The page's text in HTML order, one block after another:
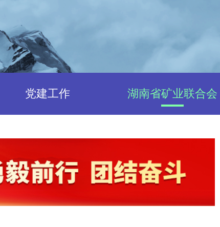
党建工作 湖南省矿业联合会
机构设置